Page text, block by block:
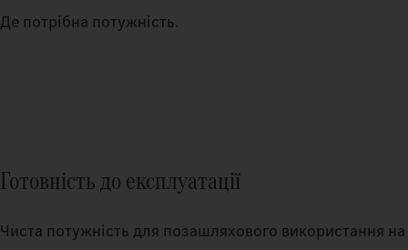
Де потрібна потужність.
Готовність до експлуатації
Чиста потужність для позашляхового використання на